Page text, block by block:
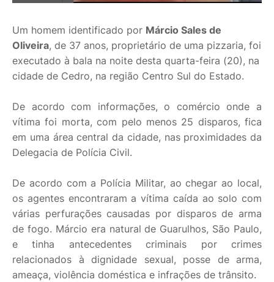
Um homem identificado por Márcio Sales de
Oliveira, de 37 anos, proprietário de uma pizzaria, foi
executado à bala na noite desta quarta-feira (20), na
cidade de Cedro, na região Centro Sul do Estado.
De acordo com informações, o comércio onde a
vítima foi morta, com pelo menos 25 disparos, fica
em uma área central da cidade, nas proximidades da
Delegacia de Polícia Civil.
De acordo com a Polícia Militar, ao chegar ao local,
os agentes encontraram a vítima caída ao solo com
várias perfurações causadas por disparos de arma
de fogo. Márcio era natural de Guarulhos, São Paulo,
e tinha antecedentes criminais por crimes
relacionados à dignidade sexual, posse de arma,
ameaça, violência doméstica e infrações de trânsito.